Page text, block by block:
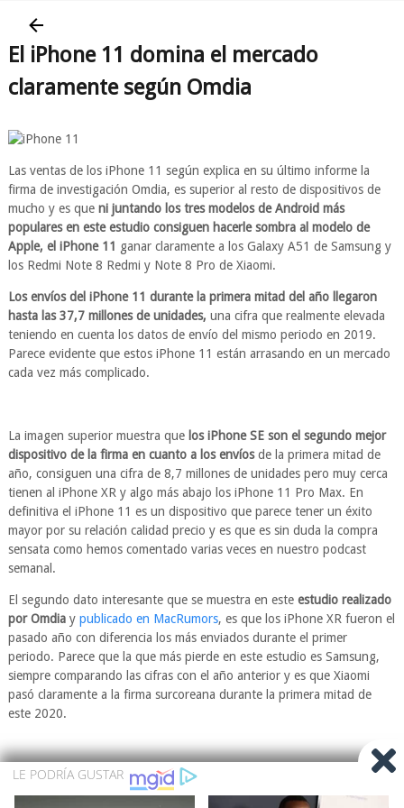
El iPhone 11 domina el mercado
claramente según Omdia
Las ventas de los iPhone 11 según explica en su último informe la
firma de investigación Omdia, es superior al resto de dispositivos de
mucho y es que ni juntando los tres modelos de Android más
populares en este estudio consiguen hacerle sombra al modelo de
Apple, el iPhone 11 ganar claramente a los Galaxy A51 de Samsung y
los Redmi Note 8 Redmi y Note 8 Pro de Xiaomi.
Los envíos del iPhone 11 durante la primera mitad del año llegaron
hasta las 37,7 millones de unidades, una cifra que realmente elevada
teniendo en cuenta los datos de envío del mismo periodo en 2019.
Parece evidente que estos iPhone 11 están arrasando en un mercado
cada vez más complicado.
La imagen superior muestra que los iPhone SE son el segundo mejor
dispositivo de la firma en cuanto a los envíosde la primera mitad de
año, consiguen una cifra de 8,7 millones de unidades pero muy cerca
tienen al iPhone XR y algo más abajo los iPhone 11 Pro Max. En
definitiva el iPhone 11 es un dispositivo que parece tener un éxito
mayor por su relación calidad precio y es que es sin duda la compra
sensata como hemos comentado varias veces en nuestro podcast
semanal.
El segundo dato interesante que se muestra en este estudio realizado
por Omdiay publicado en MacRumors, es que los iPhone XR fueron el
pasado año con diferencia los más enviados durante el primer
periodo. Parece que la que más pierde en este estudio es Samsung,
siempre comparando las cifras con el año anterior y es que Xiaomi
pasó claramente a la firma surcoreana durante la primera mitad de
este 2020.
Fuente: Actualidad iPhone